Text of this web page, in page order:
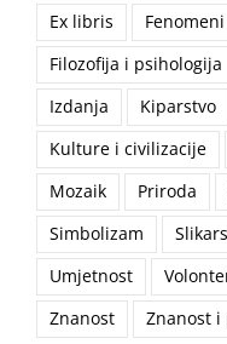
Ex libris
Fenomeni
Filozofija i psihologija
Izdanja
Kiparstvo
Kulture i civilizacije
Mozaik
Priroda
Simbolizam
Umjetnost
Znanost
Znanost i